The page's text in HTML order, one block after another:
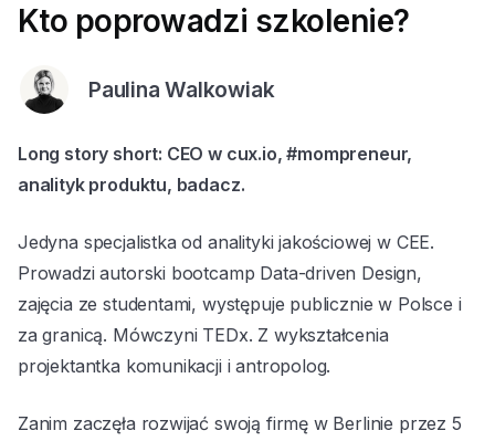
Kto poprowadzi szkolenie?
Paulina Walkowiak
Long story short: CEO w cux.io, #mompreneur,
analityk produktu, badacz.
Jedyna specjalistka od analityki jakościowej w CEE.
Prowadzi autorski bootcamp Data-driven Design,
zajęcia ze studentami, występuje publicznie w Polsce i
za granicą. Mówczyni TEDx. Z wykształcenia
projektantka komunikacji i antropolog.
Zanim zaczęła rozwijać swoją firmę w Berlinie przez 5